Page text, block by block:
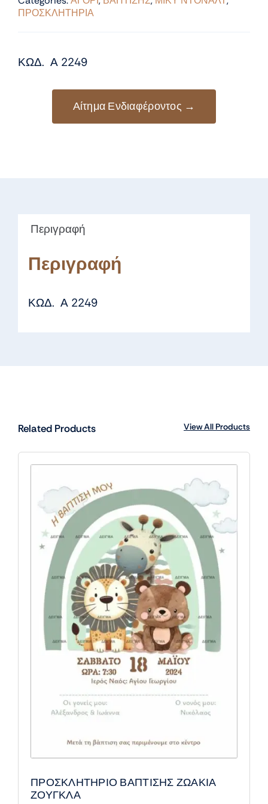
ΠΡΟΣΚΛΗΤΗΡΙΑ
ΚΩΔ. Α 2249
Αίτημα Ενδιαφέροντος →
Περιγραφή
Περιγραφή
ΚΩΔ. Α 2249
Related Products View All Products
ΠΡΟΣΚΛΗΤΗΡΙΟ ΒΑΠΤΙΣΗΣ ΖΩΑΚΙΑ
ΖΟΥΓΚΛΑ